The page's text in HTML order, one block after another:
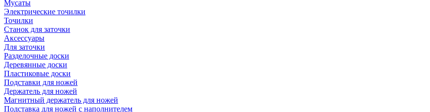
Мусаты
Электрические точилки
Точилки
Станок для заточки
Аксессуары
Для заточки
Разделочные доски
Деревянные доски
Пластиковые доски
Подставки для ножей
Держатель для ножей
Магнитный держатель для ножей
Подставка для ножей с наполнителем